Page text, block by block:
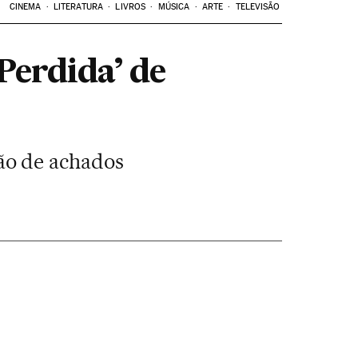
CINEMA LITERATURA LIVROS MÚSICA ARTE TELEVISÃO
de
de achados